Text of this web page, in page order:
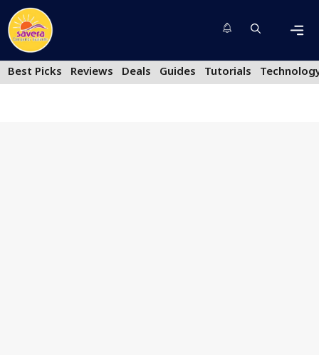
Skip
to
content
Best Picks
Reviews Deals Guides Tutorials